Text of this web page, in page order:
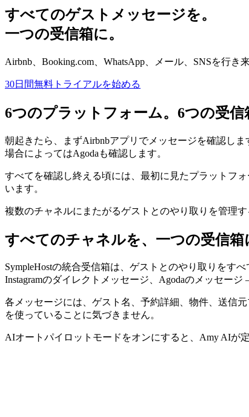
すべてのゲストメッセージを。
一つの受信箱に。
Airbnb、Booking.com、WhatsApp、メール、SNSを行
30日間無料トライアルを始める
6つのプラットフォーム。6つの受信
朝起きたら、まずAirbnbアプリでメッセージを確認しま
場合によってはAgodaも確認します。
すべてを確認し終える頃には、最初に見たプラットフ
います。
複数のチャネルにまたがるゲストとのやり取りを管理
すべてのチャネルを、一つの受信箱
SympleHostの統合受信箱は、ゲストとのやり取りをす
Instagramのダイレクトメッセージ、Agodaのメッセー
各メッセージには、ゲスト名、予約詳細、物件、送信
を使っていることに気づきません。
AIオートパイロットモードをオンにすると、Amy AIが